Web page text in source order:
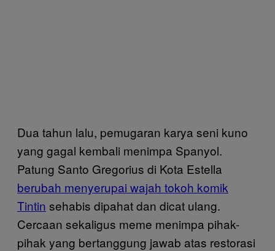
Dua tahun lalu, pemugaran karya seni kuno
yang gagal kembali menimpa Spanyol.
Patung Santo Gregorius di Kota Estella
berubah menyerupai wajah tokoh komik
Tintin sehabis dipahat dan dicat ulang.
Cercaan sekaligus meme menimpa pihak-
pihak yang bertanggung jawab atas restorasi